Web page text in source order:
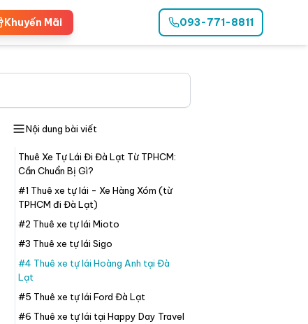
Khuyến Mãi 093-771-8811
Nội dung bài viết
Thuê Xe Tự Lái Đi Đà Lạt Từ TPHCM:
Cần Chuẩn Bị Gì?
#1 Thuê xe tự lái - Xe Hàng Xóm (từ
TPHCM đi Đà Lạt)
#2 Thuê xe tự lái Mioto
#3 Thuê xe tự lái Sigo
#4 Thuê xe tự lái Hoàng Anh tại Đà
Lạt
#5 Thuê xe tự lái Ford Đà Lạt
#6 Thuê xe tự lái tại Happy Day Travel